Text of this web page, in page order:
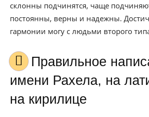
склонны подчинятся, чаще
постоянны, верны и надежны.
гармонии могу с людьми второго
Правильное написание
имени Рахела, на
на кирилице